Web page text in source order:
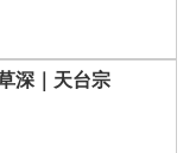
深｜天台宗